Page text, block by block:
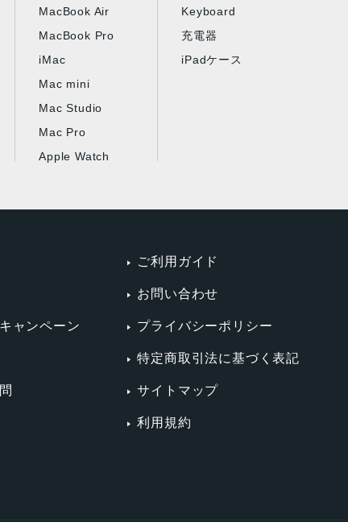
MacBook Air
MacBook Pro
iMac
Mac mini
Mac Studio
Mac Pro
Apple Watch
Keyboard
充電器
iPadケース
ャンペーン
ご利用ガイド
お問い合わせ
プライバシーポリシー
特定商取引法に基づく表記
サイトマップ
利用規約